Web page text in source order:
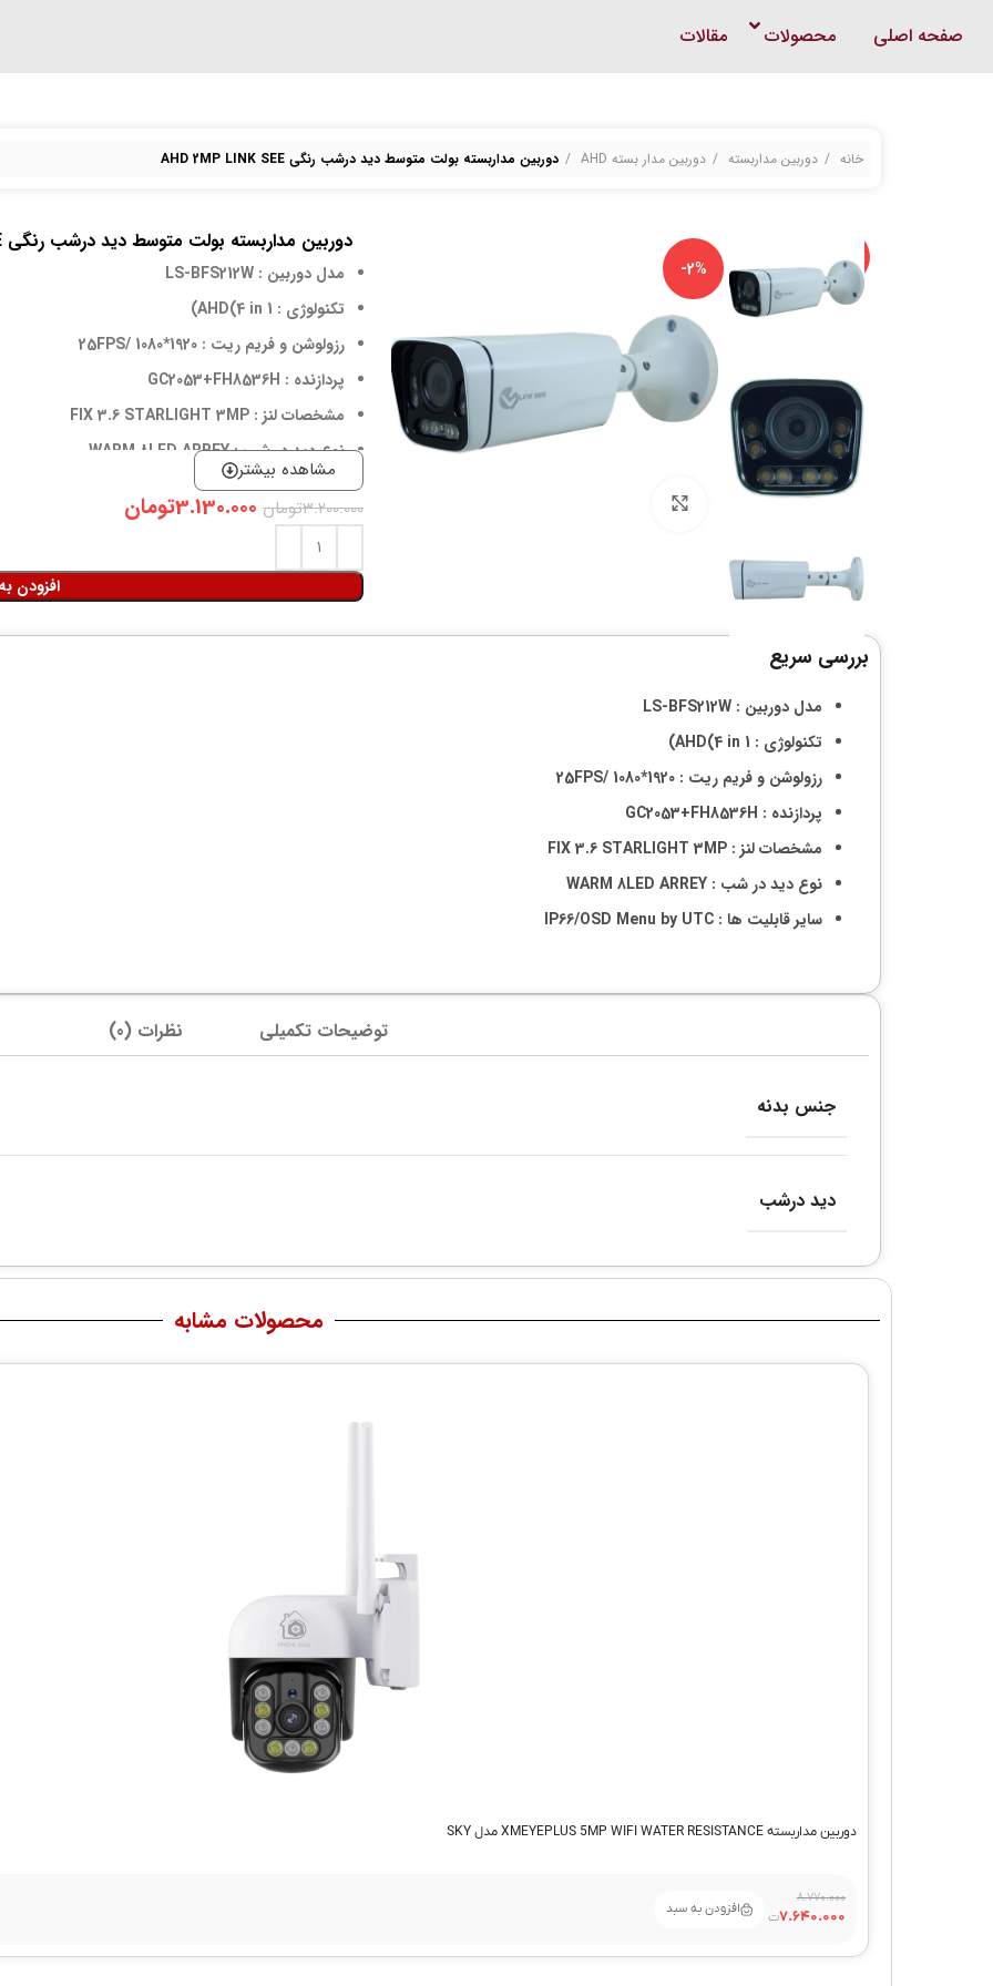
صفحه اصلی محصولات مقالات
خانه دوربین مداربسته دوربین‌ مدار بسته AHD دوربین مداربسته بولت متوسط دید درشب رنگی AHD 2MP LINK SEE
-2%
-2%
دوربین مداربسته بولت متوسط دید درشب رنگی AHD 2MP LINK SEE
مدل دوربین : LS-BFS212W
تکنولوژی : AHD(4 in 1)
رزولوشن و فریم ریت : 1920*1080 /25FPS
پردازنده : GC2053+FH8536H
مشخصات لنز : FIX 3.6 STARLIGHT 3MP
نوع دید در شب : WARM 8LED ARREY
سایر قابلیت ها : IP66/OSD Menu by UTC
مشاهده بیشتر
3.200.000تومان 3.130.000تومان
افزودن
بررسی سریع
مدل دوربین : LS-BFS212W
تکنولوژی : AHD(4 in 1)
رزولوشن و فریم ریت : 1920*1080 /25FPS
پردازنده : GC2053+FH8536H
مشخصات لنز : FIX 3.6 STARLIGHT 3MP
نوع دید در شب : WARM 8LED ARREY
سایر قابلیت ها : IP66/OSD Menu by UTC
توضیحات تکمیلی نظرات (0)
جنس بدنه
دید درشب
محصولات مشابه
دوربین مداربسته XMEYEPLUS 5MP WIFI WATER RESISTANCE مدل SKY
8.770.000
7.640.000 افزودن به سبد